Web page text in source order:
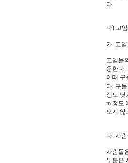
다.
나) 고
가. 고
고임돌
용한다.
이때 구
다. 구
정도 낮
m 정도
오지 않
나. 사
사춤돌
부분은